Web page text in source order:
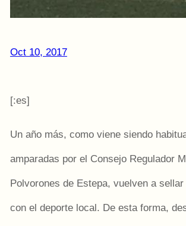
Oct 10, 2017
[:es]
Un año más, como viene siendo
amparadas por el Consejo Regulador
Polvorones de Estepa, vuelven a
con el deporte local. De esta forma,